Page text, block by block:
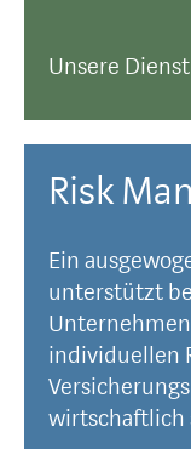
Unsere
Risk
Ein
unterstützt
individuellen
wirtschaftlich